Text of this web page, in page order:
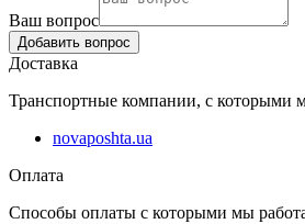
Ваш вопрос
Добавить вопрос
Доставка
Транспортные компании, с которыми
novaposhta.ua
Оплата
Способы оплаты с которыми мы